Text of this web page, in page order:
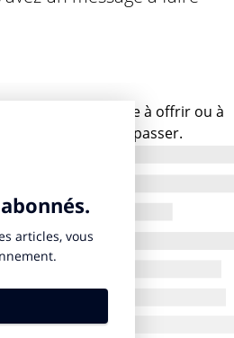
à régler… Un livre à offrir ou à
message à faire passer.
de cette maladie très
de Jean-François Marmion
reconnaît », comme le disait Lino
Audiard… on ne le